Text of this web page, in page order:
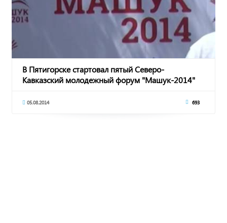
В Пятигорске стартовал пятый Северо-
Кавказский молодежный форум "Машук-2014"
05.08.2014 693